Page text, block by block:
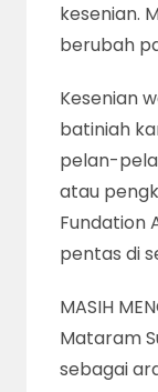
kesenian.
berubah
Kesenian
batiniah
pelan-
atau
Fundation
pentas di
MASIH
Mataram
sebagai